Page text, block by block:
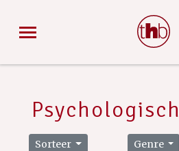
Sorteer Genre